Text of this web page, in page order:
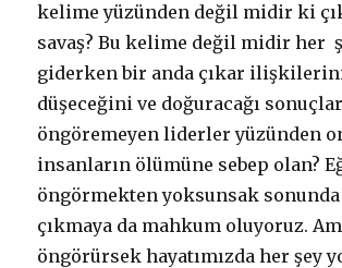
kelime yüzünden değil midir ki
savaş? Bu kelime değil midir her
giderken bir anda çıkar
düşeceğini ve doğuracağı
öngöremeyen liderler yüzünden
insanların ölümüne sebep olan?
öngörmekten yoksunsak sonunda
çıkmaya da mahkum oluyoruz.
öngörürsek hayatımızda her şey